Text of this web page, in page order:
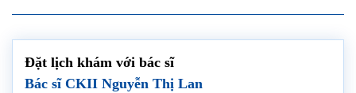
Đặt lịch khám với bác sĩ
Bác sĩ CKII Nguyễn Thị Lan